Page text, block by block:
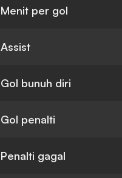
Menit per gol
Assist
Gol bunuh diri
Gol penalti
Penalti gagal